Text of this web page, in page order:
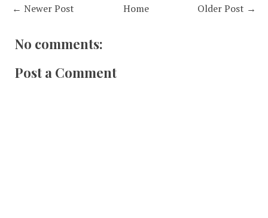
← Newer Post Older Post →
Home
No comments:
Post a Comment